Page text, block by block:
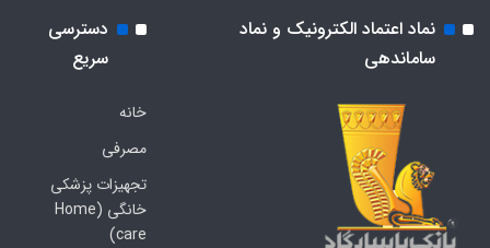
نماد اعتماد الکترونیک و نماد
ساماندهی
دسترسی
سریع
خانه
مصرفی
تجهیزات پزشکی
خانگی (Home
care)